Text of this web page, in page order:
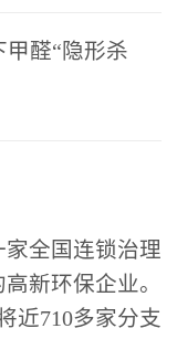
醛“隐形杀
家安全吗？
全国连锁治理
新环保企业。
近710多家分支